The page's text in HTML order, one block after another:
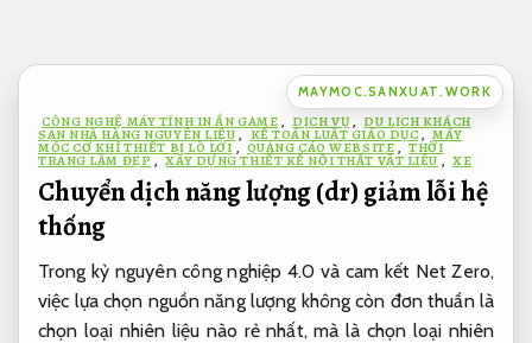
nội
MAYMOC.SANXUAT.WORK
CÔNG NGHỆ MÁY TÍNH IN ẤN GAME , DỊCH VỤ , DU LỊCH KHÁCH
SẠN NHÀ HÀNG NGUYÊN LIỆU , KẾ TOÁN LUẬT GIÁO DỤC , MÁY
MÓC CƠ KHÍ THIẾT BỊ LÒ LƠI , QUẢNG CÁO WEBSITE , THỜI
TRANG LÀM ĐẸP , XÂY DỰNG THIẾT KẾ NỘI THẤT VẬT LIỆU , XE
Chuyển dịch năng lượng (dr) giảm lỗi hệ
thống
Trong kỷ nguyên công nghiệp 4.0 và cam kết Net Zero,
việc lựa chọn nguồn năng lượng không còn đơn thuần là
chọn loại nhiên liệu nào rẻ nhất, mà là chọn loại nhiên